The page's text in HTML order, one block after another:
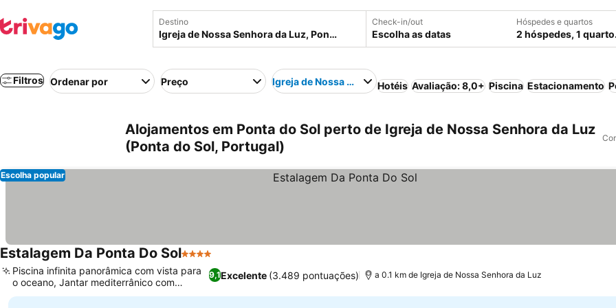
Destino Check-in/out
Escolha as datas
Hóspedes e quartos
2 hóspedes, 1 quarto.
Filtros Ordenar por Preço Igreja de Nossa Senhora da Luz
Hotéis Avaliação: 8,0+ Piscina Estacionamento
Alojamentos em Ponta do Sol perto de Igreja de Nossa Senhora da Luz
(Ponta do Sol, Portugal)
Escolha popular
Estalagem Da Ponta Do Sol4 Estrelas
9,1Excelente (3.489 pontuações)
Piscina infinita panorâmica com vista para
o oceano, Jantar mediterrânico com
fachada de vidro
a 0.1 km de Igreja de Nossa Senhora da Luz